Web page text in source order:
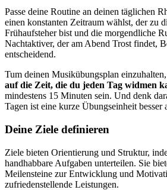
Passe deine Routine an deinen täglichen
einen konstanten Zeitraum wählst, der zu
Frühaufsteher bist und die morgendliche
Nachtaktiver, der am Abend Trost findet,
entscheidend.
Tum deinen Musikübungsplan einzuhalten,
auf die Zeit, die du jeden Tag widmen
mindestens 15 Minuten sein. Und denk
Tagen ist eine kurze Übungseinheit besser
Deine Ziele definieren
Ziele bieten Orientierung und Struktur,
handhabbare Aufgaben unterteilen. Sie
Meilensteine zur Entwicklung und
zufriedenstellende Leistungen.